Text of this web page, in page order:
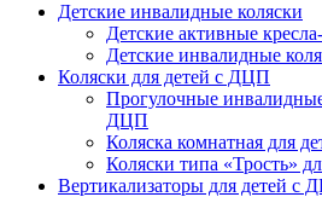
Детские инвалидные коляски
Детские активные
Детские инвалидные
Коляски для детей с ДЦП
Прогулочные
ДЦП
Коляска комнатная для
Коляски типа «Трость»
Вертикализаторы для детей с